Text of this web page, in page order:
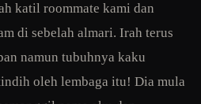
katil roommate kami dan
di sebelah almari. Irah terus
namun tubuhnya kaku
oleh lembaga itu! Dia mula